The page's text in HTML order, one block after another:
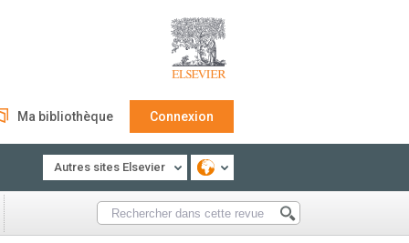
Ma bibliothèque Connexion
Autres sites Elsevier